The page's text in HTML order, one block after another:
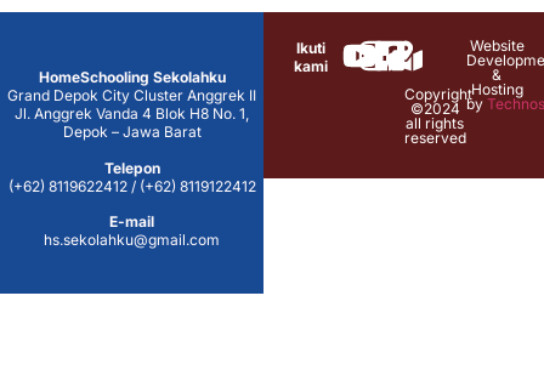
HomeSchooling Sekolahku
Grand Depok City Cluster Anggrek II
Jl. Anggrek Vanda 4 Blok H8 No. 1,
Depok – Jawa Barat
Telepon
(+62) 8119622412 / (+62) 8119122412
E-mail
hs.sekolahku@gmail.com
Ikuti
kami
Copyright
©2024
all rights
reserved
Website
&
Hosting
by